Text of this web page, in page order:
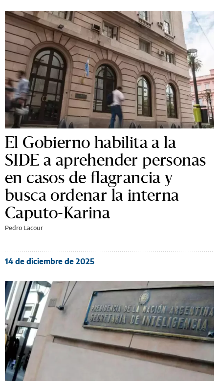
El Gobierno habilita a la
SIDE a aprehender personas
en casos de flagrancia y
busca ordenar la interna
Caputo-Karina
Pedro Lacour
14 de diciembre de 2025